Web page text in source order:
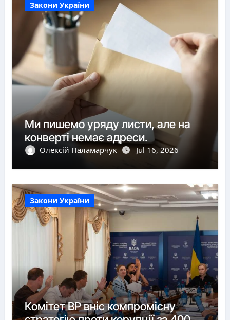
Закони України
Ми пишемо уряду листи, але на
конверті немає адреси.
Олексій Паламарчук Jul 16, 2026
Закони України
Комітет ВР вніс компромісну